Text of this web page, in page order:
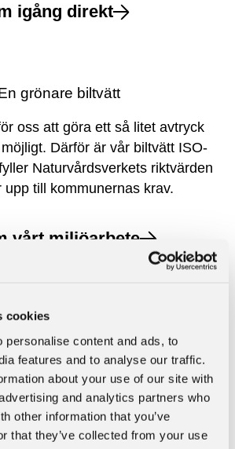
cookies
personalise content and ads, to
features and to analyse our traffic.
about your use of our site with
and analytics partners who
other information that you’ve
that they’ve collected from your use
igång direkt
grönare biltvätt
oss att göra ett så litet avtryck
Därför är vår biltvätt ISO-
Naturvårdsverkets riktvärden
upp till kommunernas krav.
vårt miljöarbete
bilen regelbundet bibehåller du
bättre. Vi erbjuder ett förmånligt
för både privatpersoner och
betala ett fast lågt månadspris
bilen när det passar dig.